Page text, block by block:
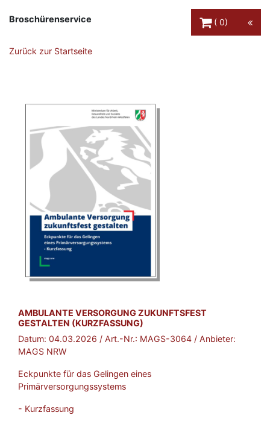
Broschürenservice
0
Zurück zur Startseite
BROSCHÜRE:
AMBULANTE VERSORGUNG ZUKUNFTSFEST
GESTALTEN (KURZFASSUNG)
Datum: 04.03.2026 / Art.-Nr.: MAGS-3064 / Anbieter:
MAGS NRW
Eckpunkte für das Gelingen eines
Primärversorgungssystems
- Kurzfassung